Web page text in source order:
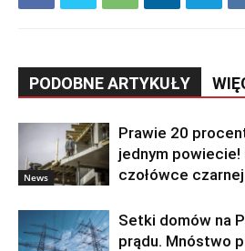
PODOBNE ARTYKUŁY
News
Prawie 20
jednym
czołówce
Setki domów na
prądu. Mnóstwo